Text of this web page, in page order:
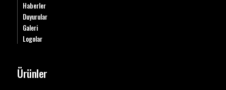
Haberler
Duyurular
Galeri
Logolar
Ürünler